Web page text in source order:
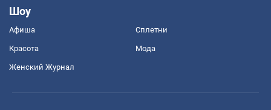
Шоу
Афиша Сплетни
Красота Мода
Женский Журнал